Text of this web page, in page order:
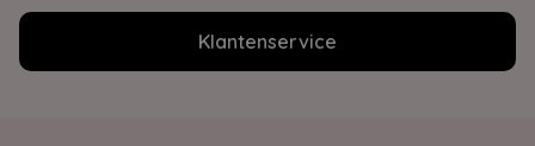
Klantenservice